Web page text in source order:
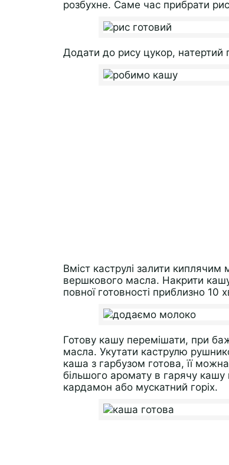
розбухне. Саме час прибрати
Додати до рису цукор, натертий
Вміст каструлі залити
вершкового масла. Накрити
повної готовності приблизно 10
Готову кашу перемішати, при
масла. Укутати каструлю
каша з гарбузом готова, її
більшого аромату в гарячу
кардамон або мускатний горіх.